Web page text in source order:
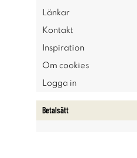
Länkar
Kontakt
Inspiration
Om cookies
Logga in
Betalsätt